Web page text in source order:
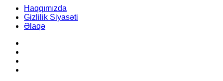
Haqqımızda
Gizlilik Siyasəti
Əlaqə